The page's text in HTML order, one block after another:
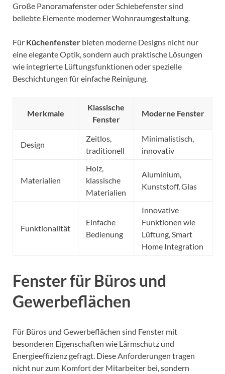
Große Panoramafenster oder Schiebefenster sind
beliebte Elemente moderner Wohnraumgestaltung.
Für Küchenfenster bieten moderne Designs nicht nur
eine elegante Optik, sondern auch praktische Lösungen
wie integrierte Lüftungsfunktionen oder spezielle
Beschichtungen für einfache Reinigung.
Merkmale
Klassische
Fenster
Moderne Fenster
Design
Zeitlos,
traditionell
Minimalistisch,
innovativ
Materialien
Holz,
klassische
Materialien
Aluminium,
Kunststoff, Glas
Funktionalität
Einfache
Bedienung
Innovative
Funktionen wie
Lüftung, Smart
Home Integration
Fenster für Büros und
Gewerbeflächen
Für Büros und Gewerbeflächen sind Fenster mit
besonderen Eigenschaften wie Lärmschutz und
Energieeffizienz gefragt. Diese Anforderungen tragen
nicht nur zum Komfort der Mitarbeiter bei, sondern